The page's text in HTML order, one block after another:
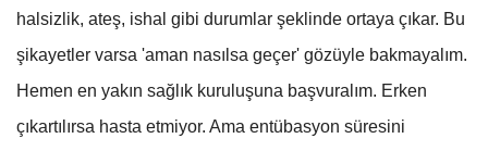
halsizlik, ateş, ishal gibi durumlar şeklinde ortaya çıkar. Bu
şikayetler varsa 'aman nasılsa geçer' gözüyle bakmayalım.
Hemen en yakın sağlık kuruluşuna başvuralım. Erken
çıkartılırsa hasta etmiyor. Ama entübasyon süresini